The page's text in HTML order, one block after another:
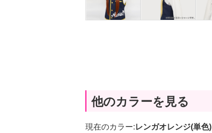
他のカラーを見る
現在のカラー:レンガオレンジ(単色)